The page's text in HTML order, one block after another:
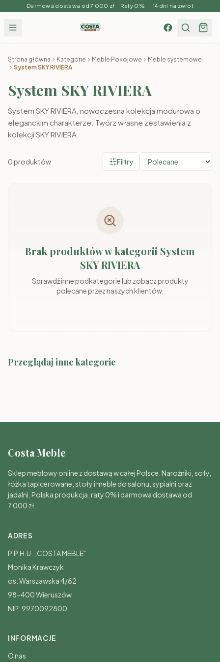
Darmowa dostawa od 7 000 zł Raty 0% 14 dni na zwrot
Strona główna Kategorie Meble Pokojowe
Meble systemowe
System SKY RIVIERA
System SKY RIVIERA
System SKY RIVIERA, nowoczesna kolekcja modułowa o
eleganckim charakterze. Twórz własne zestawienia z
kolekcji SKY RIVIERA.
0produktów Filtry
Brak produktów w kategorii System
SKY RIVIERA
Sprawdź inne podkategorie lub zobacz produkty
polecane przez naszych klientów.
Przeglądaj inne kategorie
System Marco-2 Kolory
System MARLY
Costa Meble
Sklep meblowy online z dostawą w całej Polsce. Narożniki, sofy,
łóżka tapicerowane, stoły i meble do salonu, sypialni oraz
jadalni. Polska produkcja, raty 0% i darmowa dostawa od
7 000 zł.
ADRES
P.P.H.U. „COSTA MEBLE"
Monika Krawczyk
os. Warszawska 4/62
98-400 Wieruszów
NIP: 9970092800
INFORMACJE
O nas